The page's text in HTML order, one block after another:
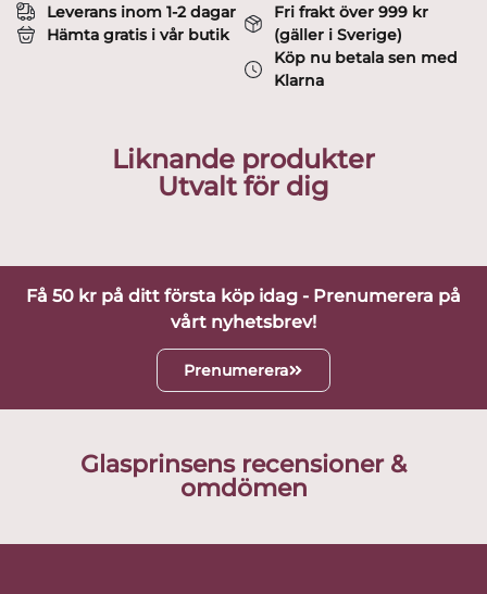
Leverans inom 1-2 dagar
Hämta gratis i vår butik
Fri frakt över 999 kr
(gäller i Sverige)
Köp nu betala sen med
Klarna
Liknande produkter
Utvalt för dig
Få 50 kr på ditt första köp idag - Prenumerera på
vårt nyhetsbrev!
Prenumerera
Glasprinsens recensioner &
omdömen